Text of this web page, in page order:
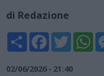
di Redazione
Share FacebookTwitter
02/06/2026 - 21:40